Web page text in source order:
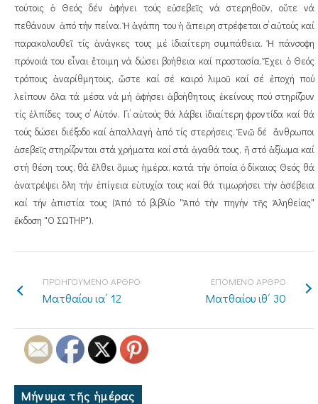
τούτοις ὁ Θεός δέν ἀφήνει τούς εὐσεβεῖς νά στερηθοῦν, οὔτε νά
πεθάνουν ἀπό τήν πείνα. Ἡ ἀγάπη του ἡ ἄπειρη στρέφεται σ’ αὐτούς καί
παρακολουθεῖ τίς ἀνάγκες τους μέ ἰδιαίτερη συμπάθεια. Ἡ πάνσοφη
πρόνοιά του εἶναι ἕτοιμη νά δώσει βοήθεια καί προστασία. Ἔχει ὁ Θεός
τρόπους ἀναρίθμητους, ὥστε καί σέ καιρό λιμοῦ καί σέ ἐποχή πού
λείπουν ὅλα τά μέσα νά μή ἀφήσει ἀβοήθητους ἐκείνους πού στηρίζουν
τίς ἐλπίδες τους σ’ Αὐτόν. Γι’ αὐτούς θά λάβει ἰδιαίτερη φροντίδα καί θά
τούς δώσει διέξοδο καί ἀπαλλαγή ἀπό τίς στερήσεις. Ἐνῶ δέ ἄνθρωποι
ἀσεβεῖς στηρίζονται στά χρήματα καί στά ἀγαθά τους, ἤ στό ἀξίωμα καί
στή θέση τους, θά ἔλθει ὅμως ἡμέρα, κατά τήν ὁποία ὁ δίκαιος Θεός θά
ἀνατρέψει ὅλη τήν ἐπίγεια εὐτυχία τους καί θά τιμωρήσει τήν ἀσέβεια
καί τήν ἀπιστία τους (Ἀπό τό βιβλίο "Ἀπό τήν πηγήν τῆς Ἀληθείας"
ἔκδοση "Ο ΣΩΤΗΡ").
ΠΡΟΗΓΟΥΜΕΝΟ ΑΡΘΡΟ
Ματθαίου ια΄ 12
ΕΠΟΜΕΝΟ ΑΡΘΡΟ
Ματθαίου ιθ΄ 30
Μήνυμα τῆς ἡμέρας